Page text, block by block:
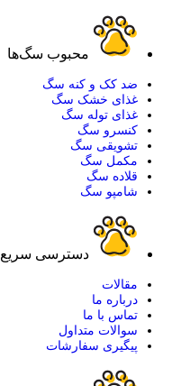
محبوب سگ‌ها
ضد کک و کنه سگ
غذای خشک سگ
غذای توله سگ
کنسرو سگ
تشویقی سگ
مکمل سگ
قلاده سگ
شامپو سگ
دسترسی سریع
مقالات
درباره ما
تماس با ما
سوالات متداول
پیگیری سفارشات